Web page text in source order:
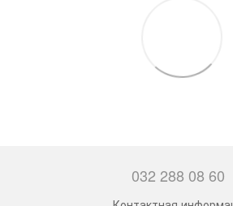
032 288 08 60